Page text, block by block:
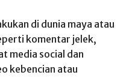
di dunia maya atau
komentar jelek,
media social dan
kebencian atau